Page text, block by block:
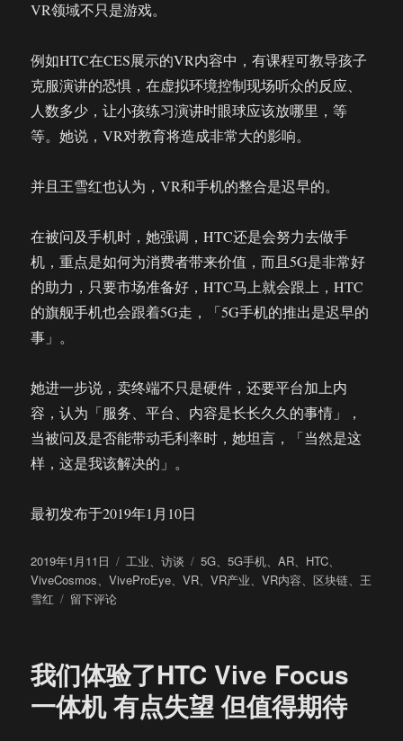
VR领域不只是游戏。
例如HTC在CES展示的VR内容中，有课程可教导孩子
克服演讲的恐惧，在虚拟环境控制现场听众的反应、
人数多少，让小孩练习演讲时眼球应该放哪里，等
等。她说，VR对教育将造成非常大的影响。
并且王雪红也认为，VR和手机的整合是迟早的。
在被问及手机时，她强调，HTC还是会努力去做手
机，重点是如何为消费者带来价值，而且5G是非常好
的助力，只要市场准备好，HTC马上就会跟上，HTC
的旗舰手机也会跟着5G走，「5G手机的推出是迟早的
事」。
她进一步说，卖终端不只是硬件，还要平台加上内
容，认为「服务、平台、内容是长长久久的事情」，
当被问及是否能带动毛利率时，她坦言，「当然是这
样，这是我该解决的」。
最初发布于2019年1月10日
发
布
于
2019年1月11日
分
类
工业、访谈
标
签
5G、5G手机、AR、 HTC、
ViveCosmos、ViveProEye、VR、VR产业、VR内容、区块链、 王
雪红
于
王
雪
红：
留下评论
我们体验了HTC Vive Focus
一体机 有点失望 但值得期待